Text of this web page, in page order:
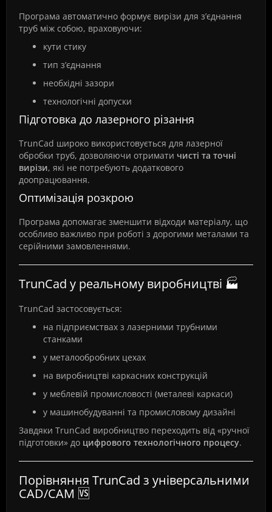
Програма автоматично формує вирізи для з’єднання
труб між собою, враховуючи:
кути стику
тип з’єднання
необхідні зазори
технологічні допуски
Підготовка до лазерного різання
TrunCad широко використовується для лазерної
обробки труб, дозволяючи отримати чисті та точні
вирізи, які не потребують додаткового
доопрацювання.
Оптимізація розкрою
Програма допомагає зменшити відходи матеріалу, що
особливо важливо при роботі з дорогими металами та
серійними замовленнями.
TrunCad у реальному виробництві 🏭
TrunCad застосовується:
на підприємствах з лазерними трубними
станками
у металообробних цехах
на виробництві каркасних конструкцій
у меблевій промисловості (металеві каркаси)
у машинобудуванні та промисловому дизайні
Завдяки TrunCad виробництво переходить від «ручної
підготовки» до цифрового технологічного процесу.
Порівняння TrunCad з універсальними
CAD/CAM 🆚